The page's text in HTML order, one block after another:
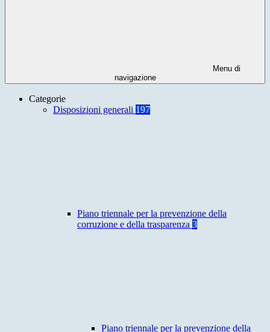
Menu di
navigazione
Categorie
Disposizioni generali 197
Piano triennale per la prevenzione della
corruzione e della trasparenza 3
Piano triennale per la prevenzione della